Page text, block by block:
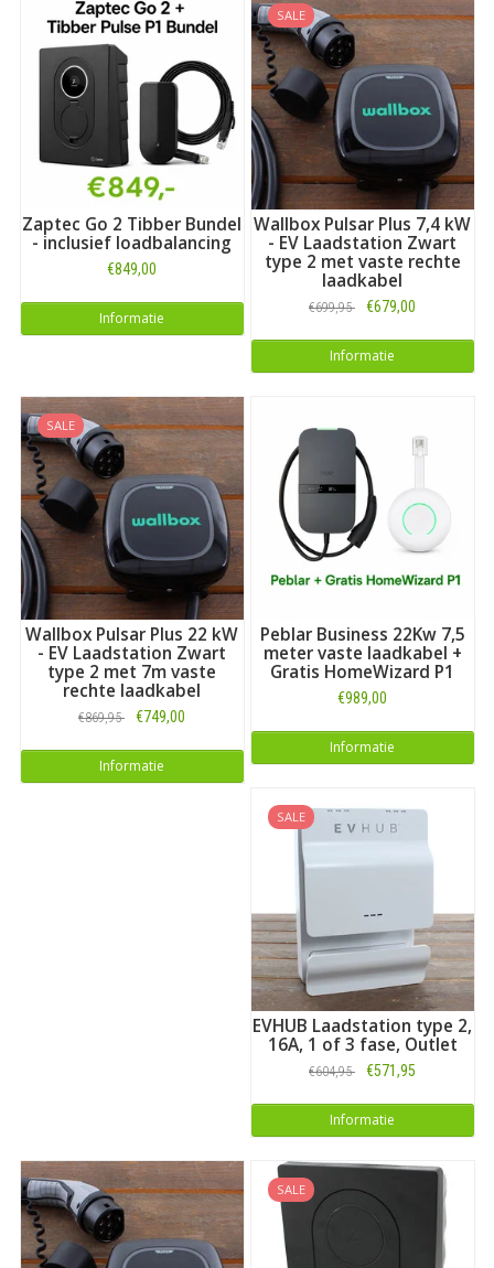
Zaptec Go 2 Tibber Bundel
- inclusief loadbalancing
€849,00
Informatie
SALE
Wallbox Pulsar Plus 7,4 kW
- EV Laadstation Zwart
type 2 met vaste rechte
laadkabel
€699,95 €679,00
Informatie
SALE
Wallbox Pulsar Plus 22 kW
- EV Laadstation Zwart
type 2 met 7m vaste
rechte laadkabel
€869,95 €749,00
Informatie
Peblar Business 22Kw 7,5
meter vaste laadkabel +
Gratis HomeWizard P1
€989,00
Informatie
SALE
EVHUB Laadstation type 2,
16A, 1 of 3 fase, Outlet
€604,95 €571,95
Informatie
SALE